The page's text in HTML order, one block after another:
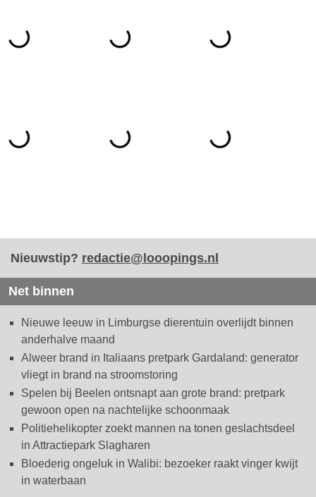
Nieuwstip? redactie@looopings.nl
Net binnen
Nieuwe leeuw in Limburgse dierentuin overlijdt binnen
anderhalve maand
Alweer brand in Italiaans pretpark Gardaland: generator
vliegt in brand na stroomstoring
Spelen bij Beelen ontsnapt aan grote brand: pretpark
gewoon open na nachtelijke schoonmaak
Politiehelikopter zoekt mannen na tonen geslachtsdeel
in Attractiepark Slagharen
Bloederig ongeluk in Walibi: bezoeker raakt vinger kwijt
in waterbaan